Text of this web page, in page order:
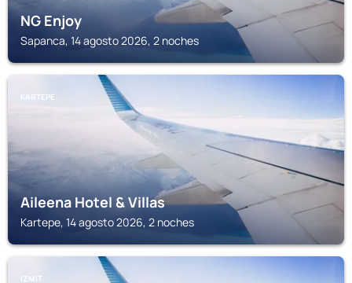
NG Enjoy
Sapanca, 14 agosto 2026, 2 noches
KARTEPE
Aileena Hotel & Villas
Kartepe, 14 agosto 2026, 2 noches
IZMIT